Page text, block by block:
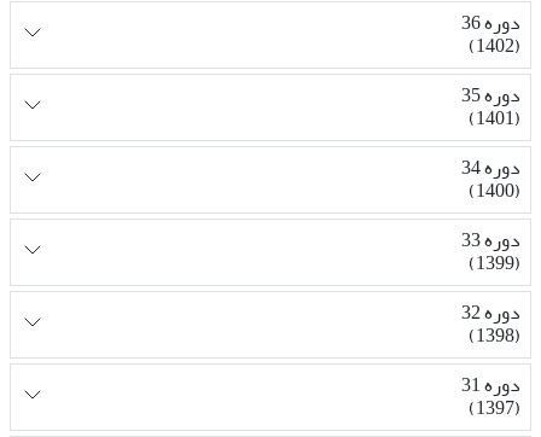
دوره 36
(1402)
دوره 35
(1401)
دوره 34
(1400)
دوره 33
(1399)
دوره 32
(1398)
دوره 31
(1397)